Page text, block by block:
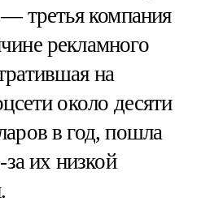
третья компания
рекламного
на
около десяти
в год, пошла
их низкой